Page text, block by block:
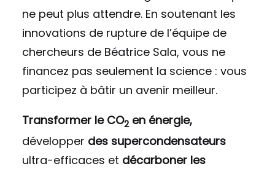
ne peut plus attendre. En soutenant les
innovations de rupture de l’équipe de
chercheurs de Béatrice Sala, vous ne
financez pas seulement la science : vous
participez à bâtir un avenir meilleur.
Transformer le CO2 en énergie,
développer des supercondensateurs
ultra-efficaces et décarboner les